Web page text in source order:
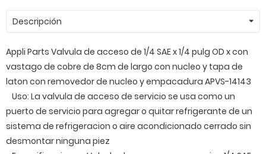
Descripción
Appli Parts Valvula de acceso de 1/4 SAE x 1/4 pulg OD x con
vastago de cobre de 8cm de largo con nucleo y tapa de
laton con removedor de nucleo y empacadura APVS-14143
Uso: La valvula de acceso de servicio se usa como un
puerto de servicio para agregar o quitar refrigerante de un
sistema de refrigeracion o aire acondicionado cerrado sin
desmontar ninguna piez